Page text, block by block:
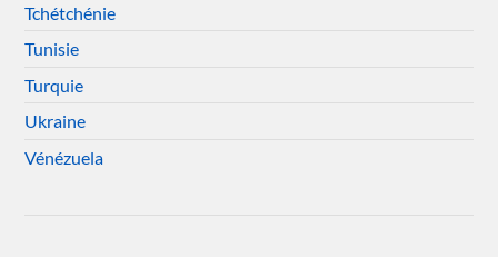
Tchétchénie
Tunisie
Turquie
Ukraine
Vénézuela